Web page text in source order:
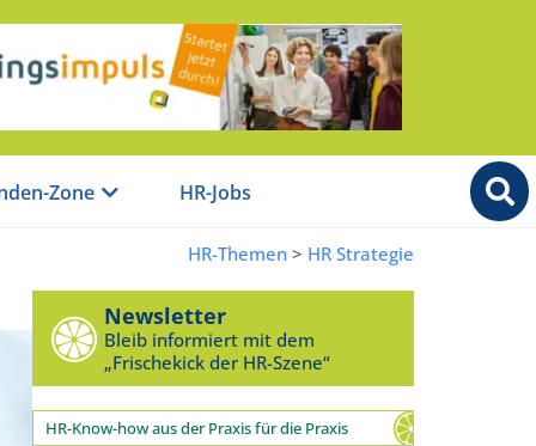
Zone HR-Jobs
HR-Themen > HR Strategie
Newsletter
Bleib informiert mit dem
„Frischekick der HR-Szene“
HR-Know-how aus der Praxis für die Praxis